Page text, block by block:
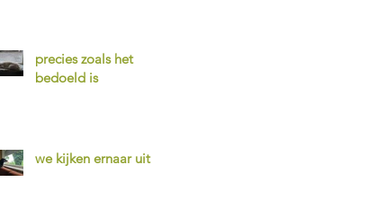
precies zoals het
bedoeld is
we kijken ernaar uit